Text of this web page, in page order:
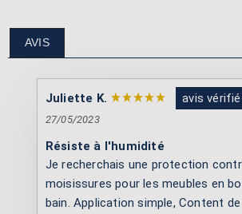
AVIS
Juliette K. avis vérifié
27/05/2023
Résiste à l'humidité
Je recherchais une protection
moisissures pour les meubles en
bain. Application simple, Content